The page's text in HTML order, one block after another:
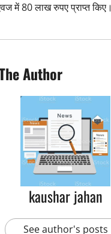
में 80 लाख रुपए प्राप्त किए।
Author
kaushar jahan
See author's posts